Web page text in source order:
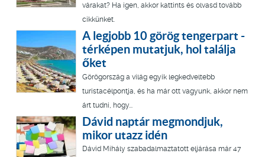
várakat? Ha igen, akkor kattints és olvasd tovább
cikkünket.
A legjobb 10 görög tengerpart -
térképen mutatjuk, hol találja
őket
Görögország a világ egyik legkedveltebb
turistacélpontja, és ha már ott vagyunk, akkor nem
árt tudni, hogy...
Dávid naptár megmondjuk,
mikor utazz idén
Dávid Mihály szabadalmaztatott eljárása már 47